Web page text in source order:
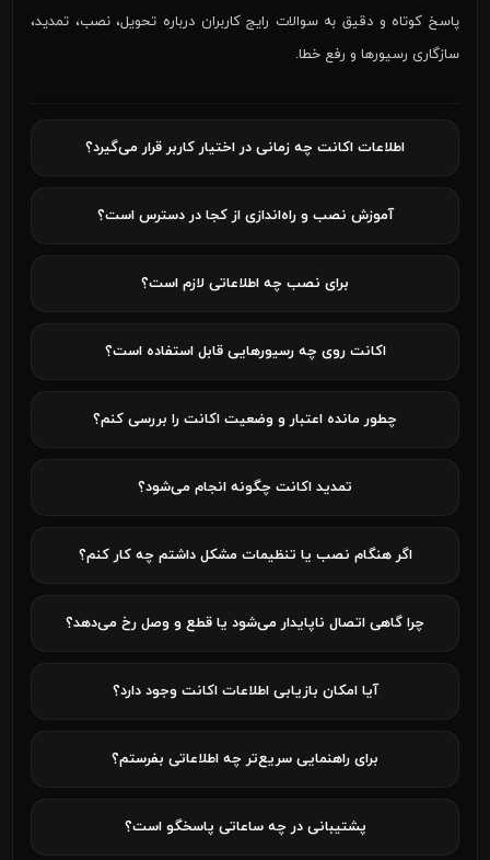
پاسخ کوتاه و دقیق به سوالات رایج کاربران درباره تحویل، نصب، تمدید،
سازگاری رسیورها و رفع خطا.
اطلاعات اکانت چه زمانی در اختیار کاربر قرار می‌گیرد؟
آموزش نصب و راه‌اندازی از کجا در دسترس است؟
برای نصب چه اطلاعاتی لازم است؟
اکانت روی چه رسیورهایی قابل استفاده است؟
چطور مانده اعتبار و وضعیت اکانت را بررسی کنم؟
تمدید اکانت چگونه انجام می‌شود؟
اگر هنگام نصب یا تنظیمات مشکل داشتم چه کار کنم؟
چرا گاهی اتصال ناپایدار می‌شود یا قطع و وصل رخ می‌دهد؟
آیا امکان بازیابی اطلاعات اکانت وجود دارد؟
برای راهنمایی سریع‌تر چه اطلاعاتی بفرستم؟
پشتیبانی در چه ساعاتی پاسخگو است؟